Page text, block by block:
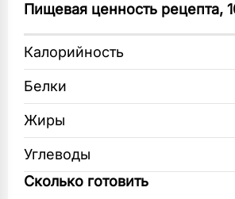
1 шт
Миска
1 шт
1 шт
Лопатка кухонная
и солью. Влейте воду и
масла. Вымесите тесто и
полотенцем на 15 минут.
Тесто сформуйте в шар на
Каждую раскатайте в тонкий
растопленным маслом, края
Пищевая ценность рецепта,
Калорийность
Белки
Жиры
Углеводы
Сколько готовить